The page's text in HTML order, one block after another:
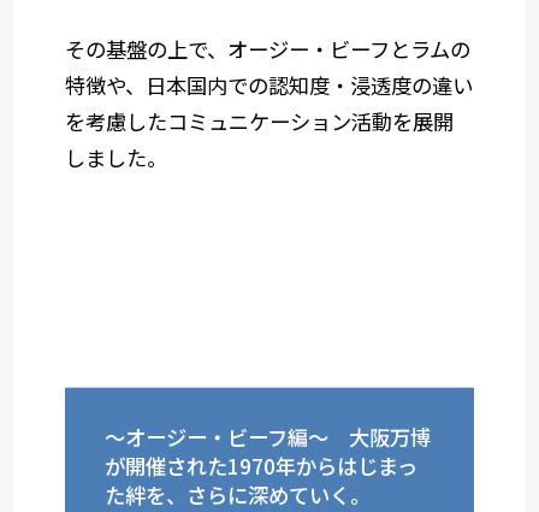
その基盤の上で、オージー・ビーフとラムの
特徴や、日本国内での認知度・浸透度の違い
を考慮したコミュニケーション活動を展開
しました。
～オージー・ビーフ編～ 大阪万博
が開催された1970年からはじまっ
た絆を、さらに深めていく。